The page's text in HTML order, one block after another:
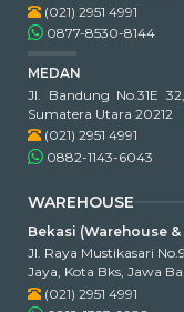
(021) 2951 4991
0877-8530-8144
MEDAN
Jl. Bandung No.31E
Sumatera Utara 20212
(021) 2951 4991
0882-1143-6043
WAREHOUSE
Bekasi (Warehouse
Jl. Raya Mustikasari
Jaya, Kota Bks, Jawa
(021) 2951 4991